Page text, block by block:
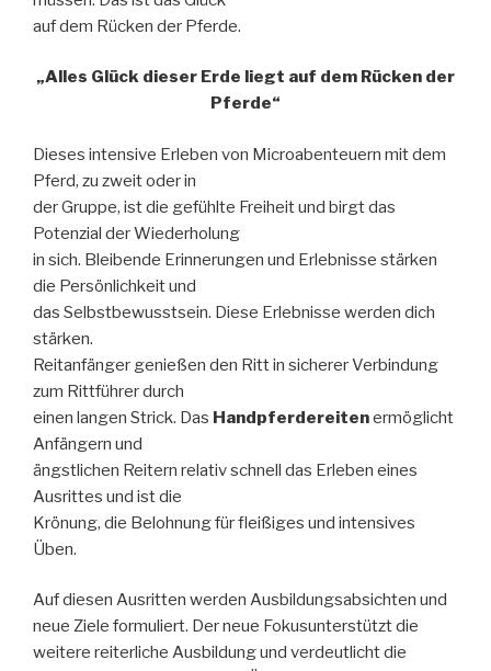
auf dem Rücken der Pferde.
„Alles Glück dieser Erde liegt auf dem Rücken der
Pferde“
Dieses intensive Erleben von Microabenteuern mit dem
Pferd, zu zweit oder in
der Gruppe, ist die gefühlte Freiheit und birgt das
Potenzial der Wiederholung
in sich. Bleibende Erinnerungen und Erlebnisse stärken
die Persönlichkeit und
das Selbstbewusstsein. Diese Erlebnisse werden dich
stärken.
Reitanfänger genießen den Ritt in sicherer Verbindung
zum Rittführer durch
einen langen Strick. Das Handpferdereitenermöglicht
Anfängern und
ängstlichen Reitern relativ schnell das Erleben eines
Ausrittes und ist die
Krönung, die Belohnung für fleißiges und intensives
Üben.
Auf diesen Ausritten werden Ausbildungsabsichten und
neue Ziele formuliert. Der neue Fokusunterstützt die
weitere reiterliche Ausbildung und verdeutlicht die